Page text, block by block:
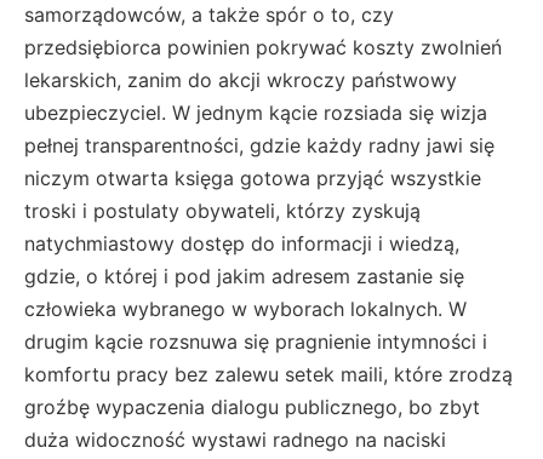
samorządowców, a także spór o to, czy
przedsiębiorca powinien pokrywać koszty zwolnień
lekarskich, zanim do akcji wkroczy państwowy
ubezpieczyciel. W jednym kącie rozsiada się wizja
pełnej transparentności, gdzie każdy radny jawi się
niczym otwarta księga gotowa przyjąć wszystkie
troski i postulaty obywateli, którzy zyskują
natychmiastowy dostęp do informacji i wiedzą,
gdzie, o której i pod jakim adresem zastanie się
człowieka wybranego w wyborach lokalnych. W
drugim kącie rozsnuwa się pragnienie intymności i
komfortu pracy bez zalewu setek maili, które zrodzą
groźbę wypaczenia dialogu publicznego, bo zbyt
duża widoczność wystawi radnego na naciski